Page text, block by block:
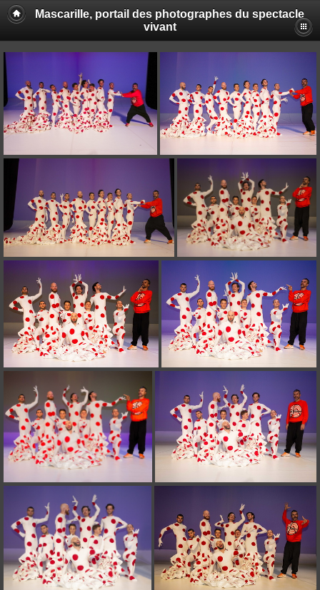
Mascarille, portail des photographes du spectacle
vivant